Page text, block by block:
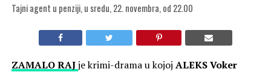
Tajni agent u penziji, u sredu, 22. novembra, od 22.00
ZAMALO RAJje krimi-drama u kojoj ALEKS Voker